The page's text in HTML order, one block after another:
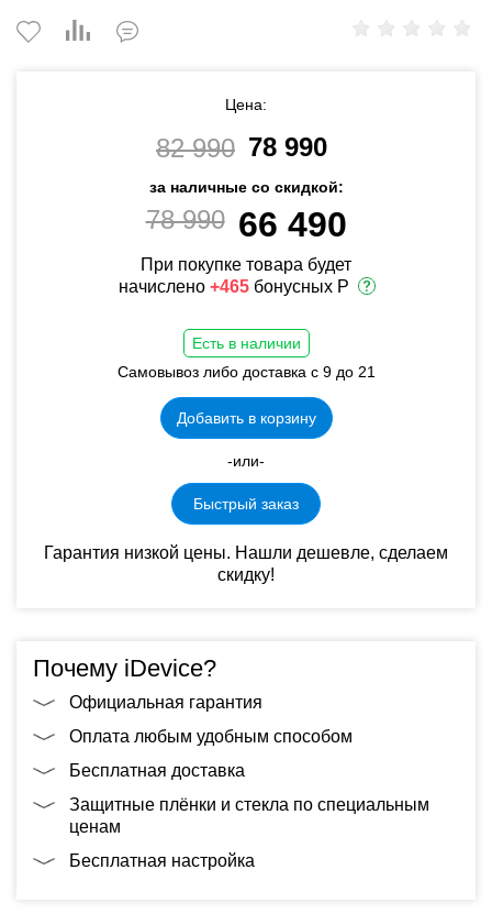
Цена:
82 990 78 990
за наличные со скидкой:
78 990 66 490
При покупке товара будет
начислено +465 бонусных Р
Есть в наличии
Самовывоз либо доставка с 9 до 21
Добавить в корзину
-или-
Быстрый заказ
Гарантия низкой цены. Нашли дешевле, сделаем
скидку!
Почему iDevice?
Официальная гарантия
Оплата любым удобным способом
Бесплатная доставка
Защитные плёнки и стекла по специальным
ценам
Бесплатная настройка